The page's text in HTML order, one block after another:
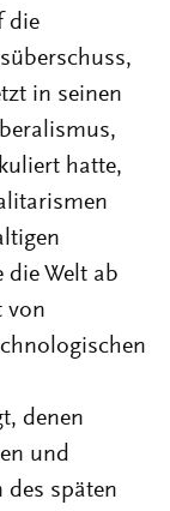
die
in seinen
hatte,
die Welt ab
von
denen
und
späten